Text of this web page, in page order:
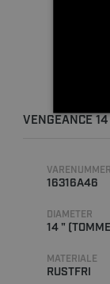
VENGEANCE
VARENUMMER
16316A46
DIAMETER
14 "
MATERIALE
RUSTFRI